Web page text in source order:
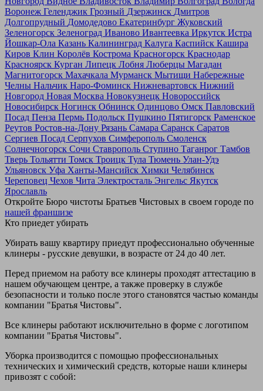
Воронеж Геленджик Грозный Дзержинск Дмитров
Долгопрудный Домодедово Екатеринбург Жуковский
Зеленогорск Зеленоград Иваново Ивантеевка Иркутск Истра
Йошкар-Ола Казань Калининград Калуга Каспийск Кашира
Киров Клин Королёв Кострома Красногорск Краснодар
Красноярск Курган Липецк Лобня Люберцы Магадан
Магнитогорск Махачкала Мурманск Мытищи Набережные
Челны Нальчик Наро-Фоминск Нижневартовск Нижний
Новгород Новая Москва Новокузнецк Новороссийск
Новосибирск Ногинск Обнинск Одинцово Омск Павловский
Посад Пенза Пермь Подольск Пушкино Пятигорск Раменское
Реутов Ростов-на-Дону Рязань Самара Саранск Саратов
Сергиев Посад Серпухов Симферополь Смоленск
Солнечногорск Сочи Ставрополь Ступино Таганрог Тамбов
Тверь Тольятти Томск Троицк Тула Тюмень Улан-Удэ
Ульяновск Уфа Ханты-Мансийск Химки Челябинск
Череповец Чехов Чита Электросталь Энгельс Якутск
Ярославль
Откройте Бюро чистоты Братьев Чистовых в своем городе по
нашей франшизе
Кто приедет убирать
Убирать вашу квартиру приедут профессионально обученные
клинеры - русские девушки, в возрасте от 24 до 40 лет.
Перед приемом на работу все клинеры проходят аттестацию в
нашем обучающем центре, а также проверку в службе
безопасности и только после этого становятся частью команды
компании "Братья Чистовы".
Все клинеры работают исключительно в форме с логотипом
компании "Братья Чистовы".
Уборка производится с помощью профессиональных
технических и химический средств, которые наши клинеры
привозят с собой: